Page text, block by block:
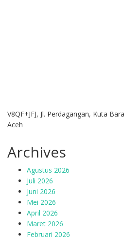
V8QF+JFJ, Jl. Perdagangan, Kuta
Aceh
Archives
Agustus 2026
Juli 2026
Juni 2026
Mei 2026
April 2026
Maret 2026
Februari 2026